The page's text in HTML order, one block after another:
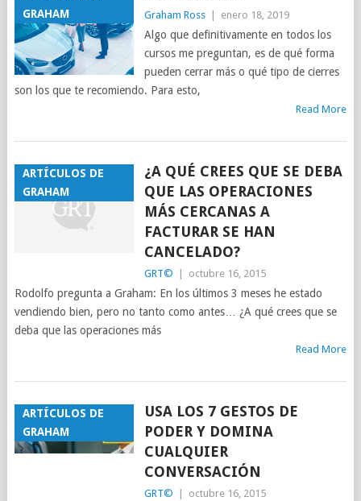
GRAHAM
Graham Ross enero 18, 2019
Algo que definitivamente en todos los
cursos me preguntan, es de qué forma
pueden cerrar más o qué tipo de cierres
son los que te recomiendo. Para esto,
Read More
ARTÍCULOS DE
GRAHAM
¿A QUÉ CREES QUE SE DEBA
QUE LAS OPERACIONES
MÁS CERCANAS A
FACTURAR SE HAN
CANCELADO?
GRT© octubre 16, 2015
Rodolfo pregunta a Graham: En los últimos 3 meses he estado
vendiendo bien, pero no tanto como antes… ¿A qué crees que se
deba que las operaciones más
Read More
ARTÍCULOS DE
GRAHAM
USA LOS 7 GESTOS DE
PODER Y DOMINA
CUALQUIER
CONVERSACIÓN
GRT© octubre 16, 2015